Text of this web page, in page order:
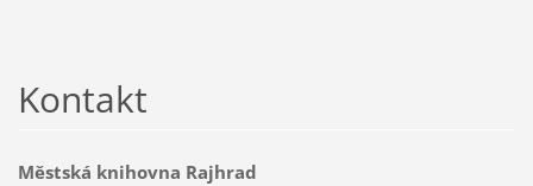
Kontakt
Městská knihovna Rajhrad